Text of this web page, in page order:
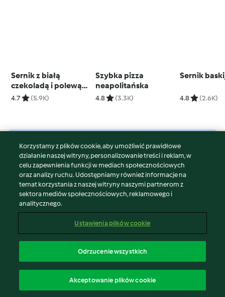
Sernik z białą
czekoladą i polewą
pistacjową
4.7 (5.9K)
Szybka pizza
neapolitańska
4.8 (3.3K)
Sernik
4.8 (2.6K)
© Copyright 2026
Warunki korzystania
Polityka prywatności
Disclaimer
Znak wydawcy
Zgłoś treść
Oświadczenie o dostępności
Korzystamy z plików cookie, aby umożliwić prawidłowe
działanie naszej witryny, personalizowanie treści i reklam, w
celu zapewnienia funkcji w mediach społecznościowych
oraz analizy ruchu. Udostępniamy również informacje na
temat korzystania z naszej witryny naszymi partnerom z
sektora mediów społecznościowych, reklamowego i
analitycznego.
Ustawienia plików cookie
Odrzucenie wszystkich
Akceptowanie plików cookie